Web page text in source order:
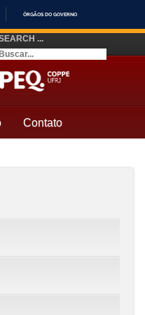
ÓRGÃOS DO GOVERNO
...
Contato